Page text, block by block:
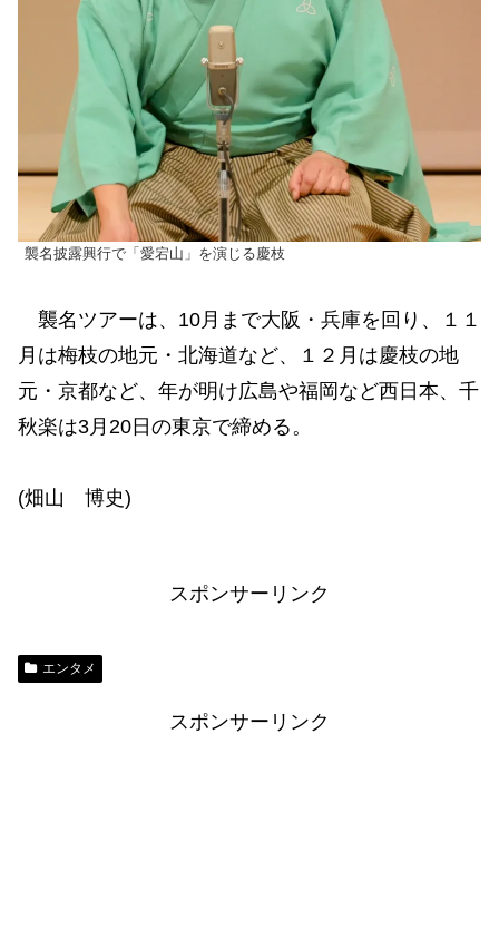
襲名披露興行で「愛宕山」を演じる慶枝
襲名ツアーは、10月まで大阪・兵庫を回り、１１
月は梅枝の地元・北海道など、１２月は慶枝の地
元・京都など、年が明け広島や福岡など西日本、千
秋楽は3月20日の東京で締める。
(畑山 博史)
スポンサーリンク
エンタメ
スポンサーリンク